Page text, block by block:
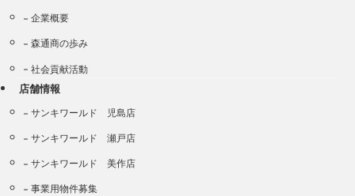
企業概要
森通商の歩み
社会貢献活動
店舗情報
サンキワールド 児島店
サンキワールド 瀬戸店
サンキワールド 美作店
事業用物件募集